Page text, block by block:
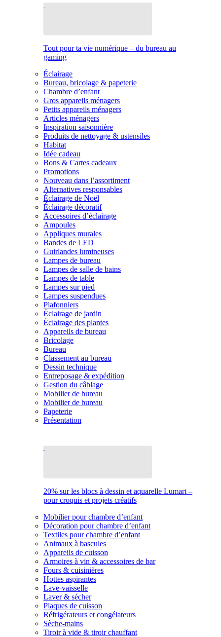
Tout pour ta vie numérique – du bureau au
gaming
Éclairage
Bureau, bricolage & papeterie
Chambre d’enfant
Gros appareils ménagers
Petits appareils ménagers
Articles ménagers
Inspiration saisonnière
Produits de nettoyage & ustensiles
Habitat
Idée cadeau
Bons & Cartes cadeaux
Promotions
Nouveau dans l’assortiment
Alternatives responsables
Éclairage de Noël
Éclairage décoratif
Accessoires d’éclairage
Ampoules
Appliques murales
Bandes de LED
Guirlandes lumineuses
Lampes de bureau
Lampes de salle de bains
Lampes de table
Lampes sur pied
Lampes suspendues
Plafonniers
Éclairage de jardin
Éclairage des plantes
Appareils de bureau
Bricolage
Bureau
Classement au bureau
Dessin technique
Entreposage & expédition
Gestion du câblage
Mobilier de bureau
Mobilier de bureau
Papeterie
Présentation
20% sur les blocs à dessin et aquarelle Lumart –
pour croquis et projets créatifs
Mobilier pour chambre d’enfant
Décoration pour chambre d’enfant
Textiles pour chambre d’enfant
Animaux à bascules
Appareils de cuisson
Armoires à vin & accessoires de bar
Fours & cuisinières
Hottes aspirantes
Lave-vaisselle
Laver & sécher
Plaques de cuisson
Réfrigérateurs et congélateurs
Sèche-mains
Tiroir à vide & tiroir chauffant